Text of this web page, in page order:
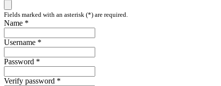
Fields marked with an asterisk (*) are required.
Name *
Username *
Password *
Verify password *